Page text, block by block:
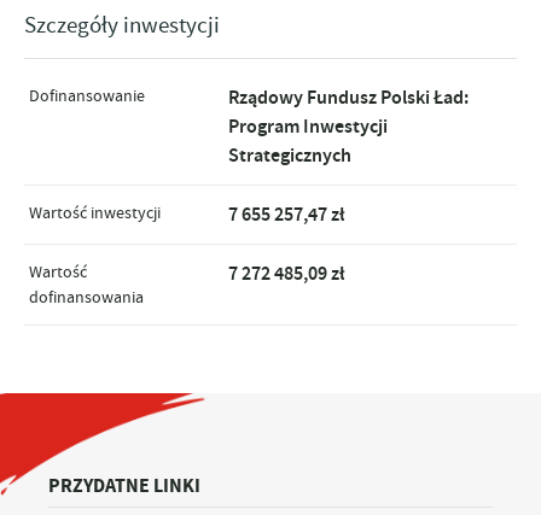
Szczegóły inwestycji
Dofinansowanie
Rządowy Fundusz Polski Ład:
Program Inwestycji
Strategicznych
Wartość inwestycji 7 655 257,47 zł
Wartość
dofinansowania
7 272 485,09 zł
PRZYDATNE LINKI